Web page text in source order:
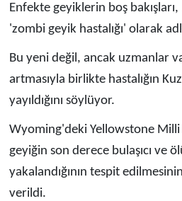
Enfekte geyiklerin boş bakışları,
'zombi geyik hastalığı' olarak
Bu yeni değil, ancak uzmanlar
artmasıyla birlikte hastalığın
yayıldığını söylüyor.
Wyoming'deki Yellowstone Milli
geyiğin son derece bulaşıcı ve
yakalandığının tespit
verildi.